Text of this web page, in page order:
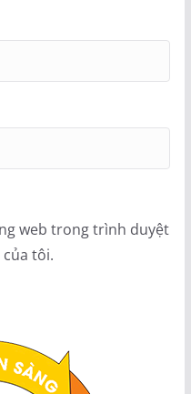
web trong trình duyệt
tôi.